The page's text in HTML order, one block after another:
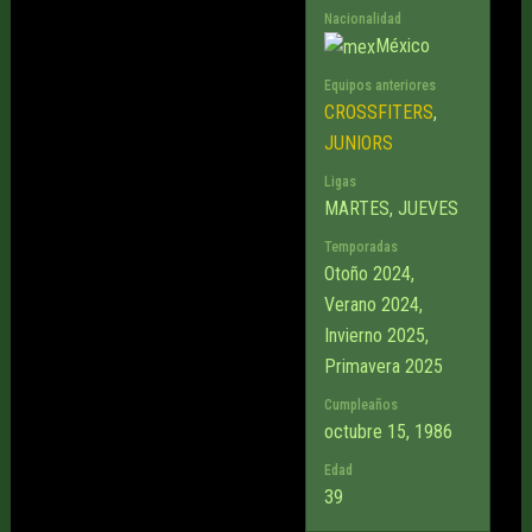
Nacionalidad
México
Equipos anteriores
CROSSFITERS,
JUNIORS
Ligas
MARTES, JUEVES
Temporadas
Otoño 2024,
Verano 2024,
Invierno 2025,
Primavera 2025
Cumpleaños
octubre 15, 1986
Edad
39